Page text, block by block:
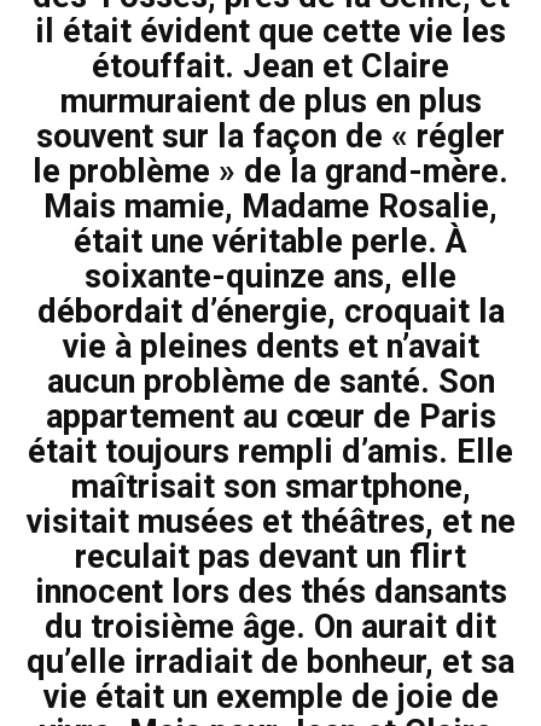
il était évident que cette vie les
étouffait. Jean et Claire
murmuraient de plus en plus
souvent sur la façon de « régler
le problème » de la grand-mère.
Mais mamie, Madame Rosalie,
était une véritable perle. À
soixante-quinze ans, elle
débordait d’énergie, croquait la
vie à pleines dents et n’avait
aucun problème de santé. Son
appartement au cœur de Paris
était toujours rempli d’amis. Elle
maîtrisait son smartphone,
visitait musées et théâtres, et ne
reculait pas devant un flirt
innocent lors des thés dansants
du troisième âge. On aurait dit
qu’elle irradiait de bonheur, et sa
vie était un exemple de joie de